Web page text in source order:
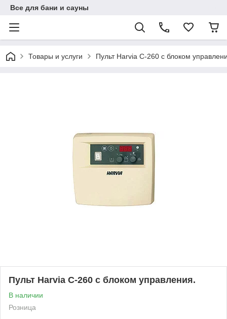
Все для бани и сауны
Товары и услуги Пульт Harvia С-260 с блоком
Пульт Harvia С-260 с блоком управления.
В наличии
Розница